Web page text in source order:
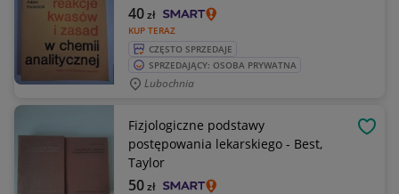
KUP TERAZ
40zł
CZĘSTO SPRZEDAJE
SPRZEDAJĄCY: OSOBA PRYWATNA
Lubochnia
Fizjologiczne podstawy
postępowania lekarskiego - Best,
Taylor
50zł